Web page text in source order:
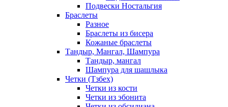
Подвески Ностальгия
Браслеты
Разное
Браслеты из бисера
Кожаные браслеты
Тандыр, Мангал, Шампура
Тандыр, мангал
Шампура для шашлыка
Четки (Тзбех)
Четки из кости
Четки из эбонита